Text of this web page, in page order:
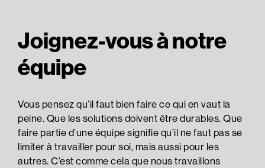
Joignez-vous à notre
équipe
Vous pensez qu’il faut bien faire ce qui en vaut la
peine. Que les solutions doivent être durables. Que
faire partie d’une équipe signifie qu’il ne faut pas se
limiter à travailler pour soi, mais aussi pour les
autres. C’est comme cela que nous travaillons